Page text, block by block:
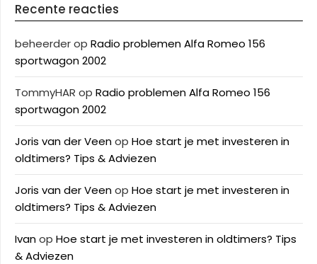
Recente reacties
beheerderop Radio problemen Alfa Romeo 156
sportwagon 2002
TommyHAR op Radio problemen Alfa Romeo 156
sportwagon 2002
Joris van der Veenop Hoe start je met investeren in
oldtimers? Tips & Adviezen
Joris van der Veenop Hoe start je met investeren in
oldtimers? Tips & Adviezen
Ivanop Hoe start je met investeren in oldtimers? Tips
& Adviezen